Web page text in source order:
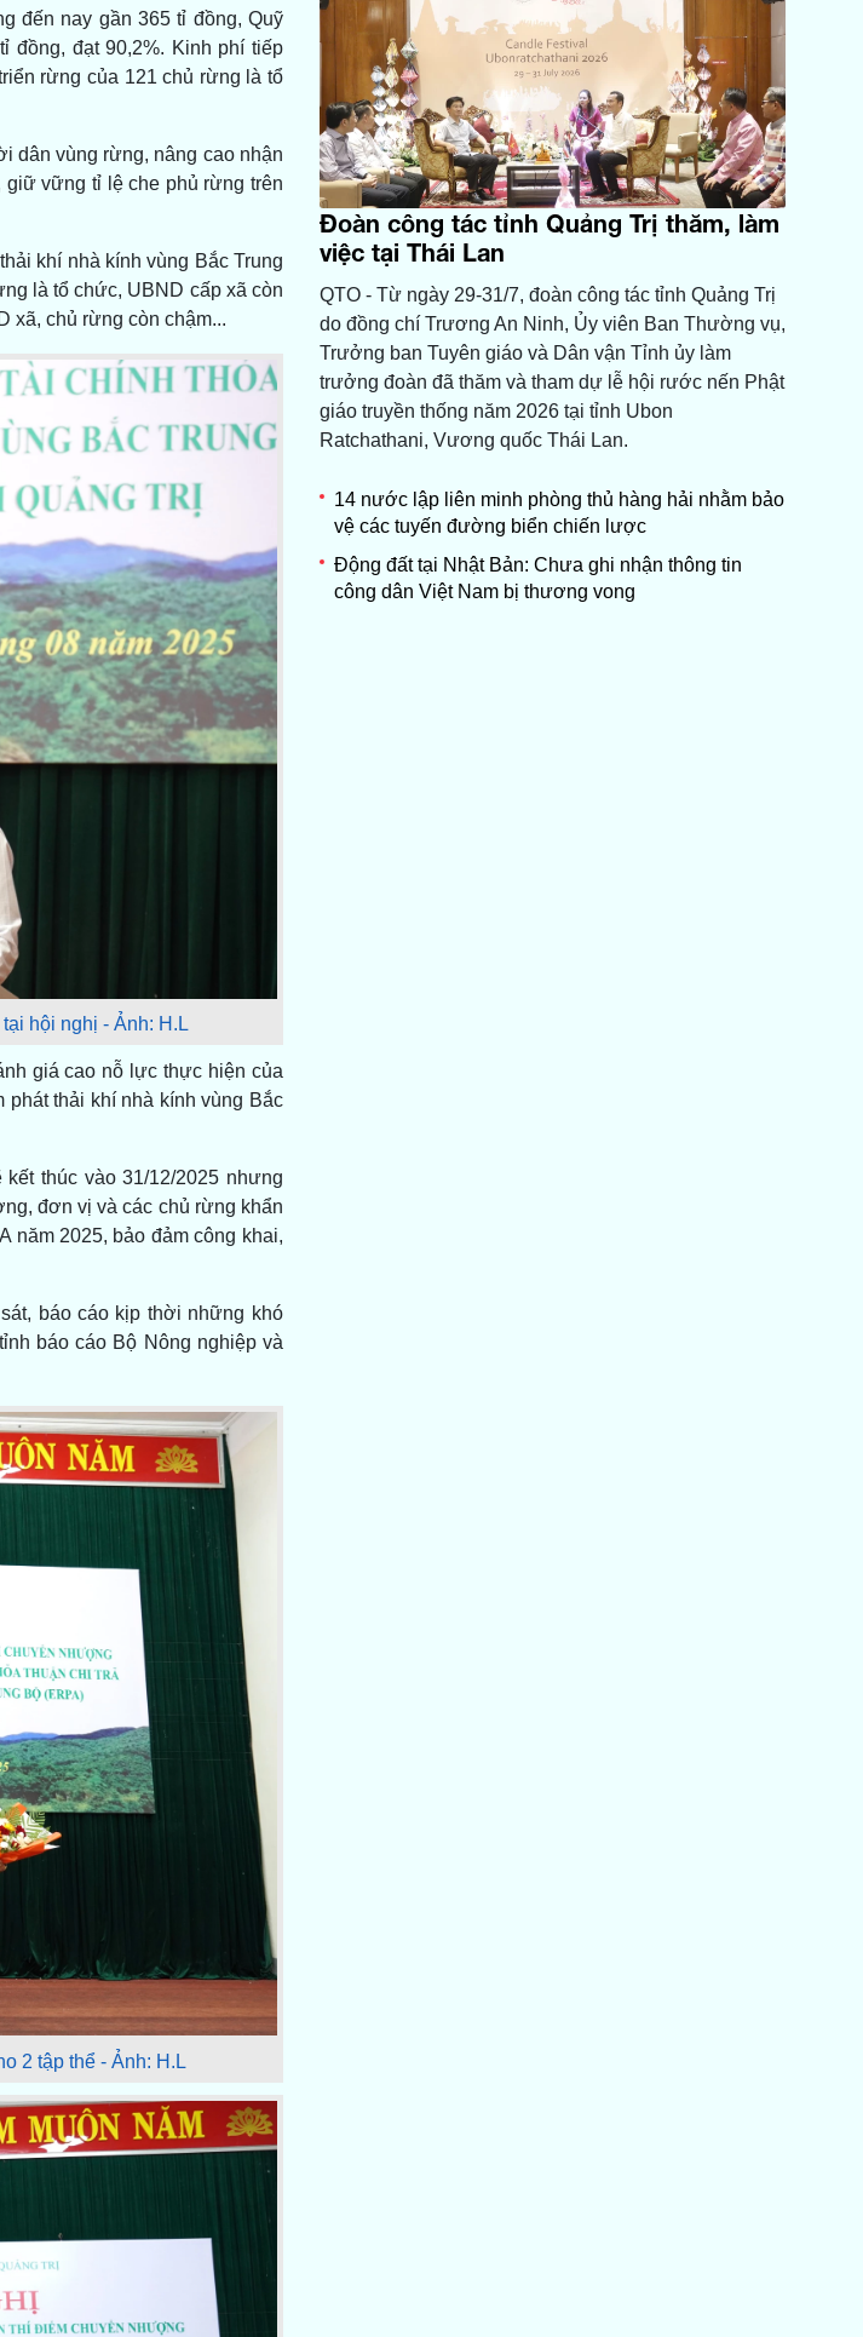
đến nay gần 365 tỉ đồng, Quỹ
đồng, đạt 90,2%. Kinh phí tiếp
rừng của 121 chủ rừng là tổ
dân vùng rừng, nâng cao nhận
vững tỉ lệ che phủ rừng trên
khí nhà kính vùng Bắc Trung
là tổ chức, UBND cấp xã còn
xã, chủ rừng còn chậm...
hội nghị - Ảnh: H.L
giá cao nỗ lực thực hiện của
thải khí nhà kính vùng Bắc
thúc vào 31/12/2025 nhưng
đơn vị và các chủ rừng khẩn
năm 2025, bảo đảm công khai,
báo cáo kịp thời những khó
báo cáo Bộ Nông nghiệp và
2 tập thể - Ảnh: H.L
Đoàn công tác tỉnh Quảng Trị thăm, làm
việc tại Thái Lan
QTO - Từ ngày 29-31/7, đoàn công tác tỉnh Quảng Trị
do đồng chí Trương An Ninh, Ủy viên Ban Thường vụ,
Trưởng ban Tuyên giáo và Dân vận Tỉnh ủy làm
trưởng đoàn đã thăm và tham dự lễ hội rước nến Phật
giáo truyền thống năm 2026 tại tỉnh Ubon
Ratchathani, Vương quốc Thái Lan.
14 nước lập liên minh phòng thủ hàng hải nhằm bảo
vệ các tuyến đường biển chiến lược
Động đất tại Nhật Bản: Chưa ghi nhận thông tin
công dân Việt Nam bị thương vong